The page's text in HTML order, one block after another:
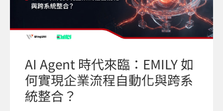
AI Agent 時代來臨：EMILY 如
何實現企業流程自動化與跨系
統整合？